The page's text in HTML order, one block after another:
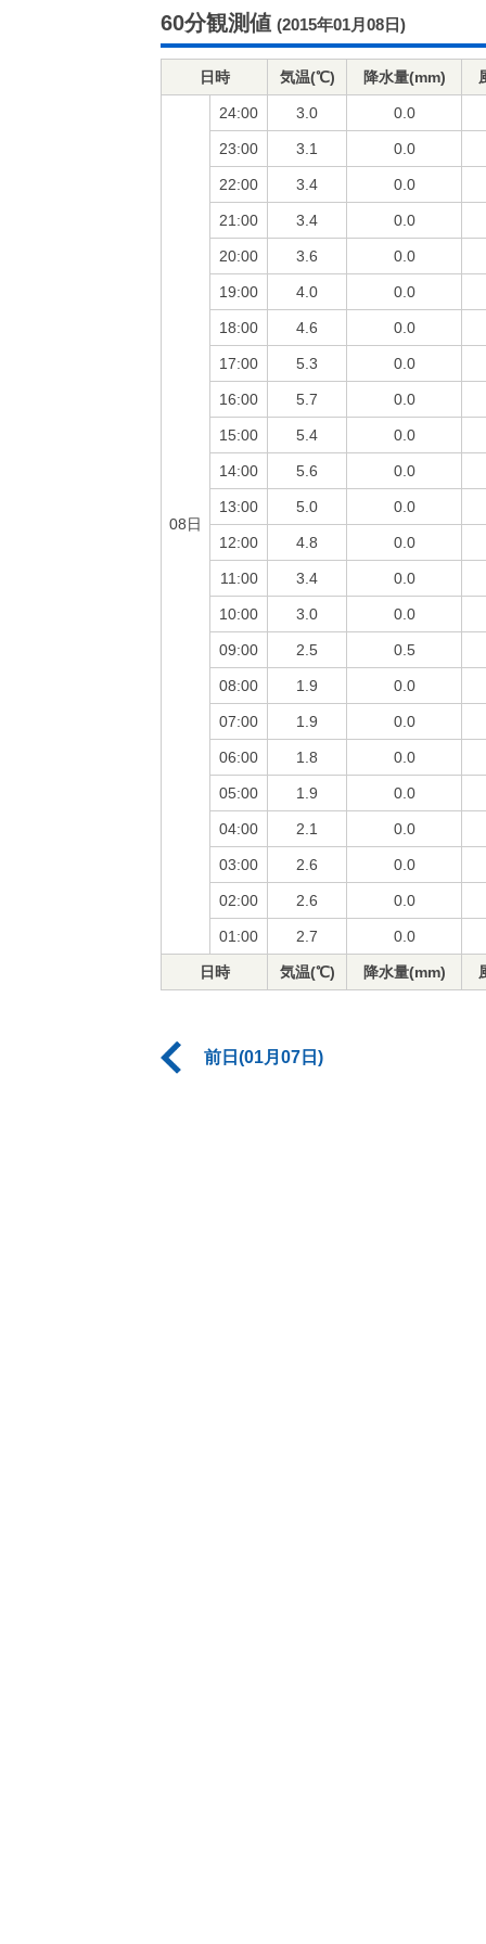
60分観測値 (2015年01月08日)
日時 気温(℃) 降水量(mm)
08日
24:00 3.0 0.0
23:00 3.1 0.0
22:00 3.4 0.0
21:00 3.4 0.0
20:00 3.6 0.0
19:00 4.0 0.0
18:00 4.6 0.0
17:00 5.3 0.0
16:00 5.7 0.0
15:00 5.4 0.0
14:00 5.6 0.0
13:00 5.0 0.0
12:00 4.8 0.0
11:00 3.4 0.0
10:00 3.0 0.0
09:00 2.5 0.5
08:00 1.9 0.0
07:00 1.9 0.0
06:00 1.8 0.0
05:00 1.9 0.0
04:00 2.1 0.0
03:00 2.6 0.0
02:00 2.6 0.0
01:00 2.7 0.0
日時 気温(℃) 降水量(mm)
前日(01月07日)